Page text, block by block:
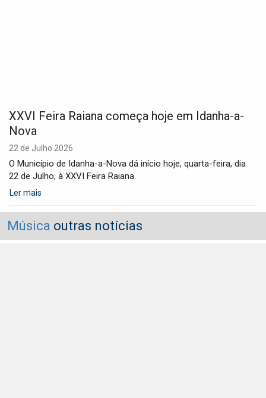
XXVI Feira Raiana começa hoje em Idanha-a-
Nova
22 de Julho 2026
O Município de Idanha-a-Nova dá início hoje, quarta-feira, dia
22 de Julho, à XXVI Feira Raiana.
Ler mais
Música outras notícias